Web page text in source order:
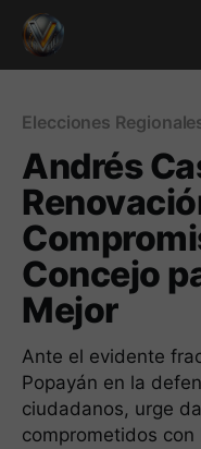
Elecciones
Andrés
Concejo
Mejor
Ante el evidente
Popayán en la
ciudadanos, urge
comprometidos